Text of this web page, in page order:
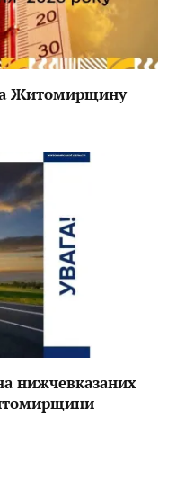
Житомирщину
нижчевказаних